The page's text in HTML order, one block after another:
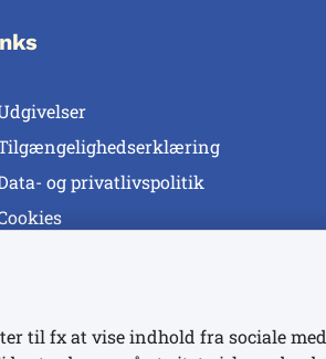
og privatlivspolitik
til fx at vise indhold fra sociale